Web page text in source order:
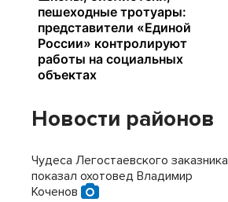
Новости районов
Чудеса Легостаевского заказника
показал охотовед Владимир
Коченов